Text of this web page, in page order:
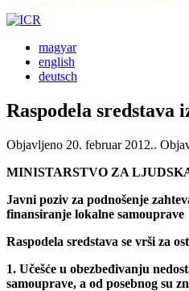
magyar
english
deutsch
Raspodela
Objavljeno 20. februar 2012..
MINISTARSTVO ZA
Javni poziv za podnošenje
finansiranje lokalne samouprave
Raspodela sredstava se vrši za
1. Učešće u obezbeđivanju
samouprave, a od posebnog su